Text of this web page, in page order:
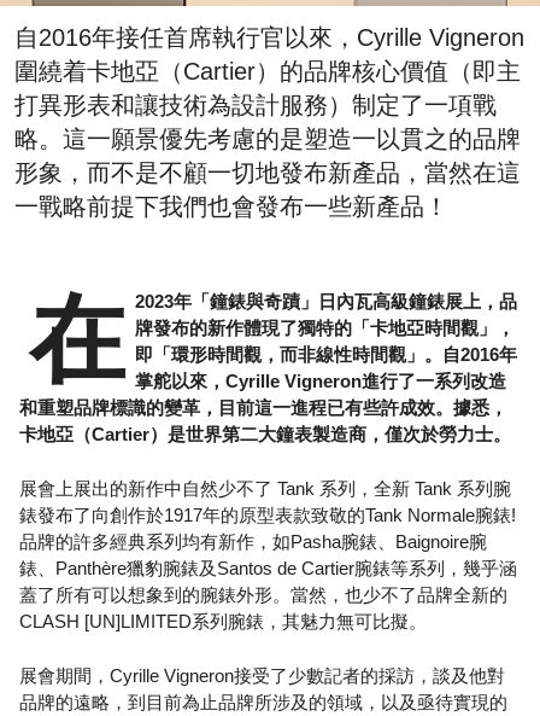
自2016年接任首席執行官以來，Cyrille Vigneron
圍繞着卡地亞（Cartier）的品牌核心價值（即主
打異形表和讓技術為設計服務）制定了一項戰
略。這一願景優先考慮的是塑造一以貫之的品牌
形象，而不是不顧一切地發布新產品，當然在這
一戰略前提下我們也會發布一些新產品！
在 2023年「鐘錶與奇蹟」日內瓦高級鐘錶展上，品
牌發布的新作體現了獨特的「卡地亞時間觀」，
即「環形時間觀，而非線性時間觀」。自2016年
掌舵以來，Cyrille Vigneron進行了一系列改造
和重塑品牌標識的變革，目前這一進程已有些許成效。據悉，
卡地亞（Cartier）是世界第二大鐘表製造商，僅次於勞力士。
展會上展出的新作中自然少不了 Tank 系列，全新 Tank 系列腕
錶發布了向創作於1917年的原型表款致敬的Tank Normale腕錶!
品牌的許多經典系列均有新作，如Pasha腕錶、Baignoire腕
錶、Panthère獵豹腕錶及Santos de Cartier腕錶等系列，幾乎涵
蓋了所有可以想象到的腕錶外形。當然，也少不了品牌全新的
CLASH [UN]LIMITED系列腕錶，其魅力無可比擬。
展會期間，Cyrille Vigneron接受了少數記者的採訪，談及他對
品牌的遠略，到目前為止品牌所涉及的領域，以及亟待實現的